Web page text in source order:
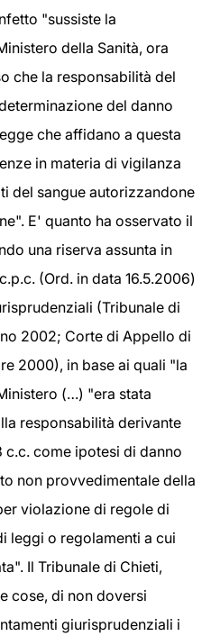
"sussiste la
della Sanità, ora
che la responsabilità del
del danno
che affidano a questa
in materia di vigilanza
del sangue autorizzandone
E' quanto ha osservato il
una riserva assunta in
(Ord. in data 16.5.2006)
(Tribunale di
2002; Corte di Appello di
2000), in base ai quali "la
(…) "era stata
responsabilità derivante
come ipotesi di danno
non provvedimentale della
violazione di regole di
leggi o regolamenti a cui
Il Tribunale di Chieti,
cose, di non doversi
giurisprudenziali i